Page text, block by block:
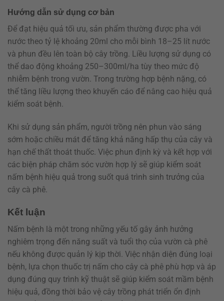
Hướng dẫn sử dụng cơ bản
Để đạt hiệu quả tối ưu, sản phẩm thường được pha với
nước theo tỷ lệ khoảng 20ml cho mỗi bình 18–25 lít nước
và phun đều lên toàn bộ cây trồng. Liều lượng sử dụng có
thể dao động khoảng 250–300ml/ha tùy theo mức độ
nhiễm bệnh trong vườn. Trong trường hợp bệnh nặng, có
thể tăng liều lượng theo khuyến cáo để nâng cao hiệu quả
kiểm soát bệnh.
Khi sử dụng sản phẩm, người trồng nên phun vào sáng
sớm hoặc chiều mát để tăng khả năng hấp thụ của cây và
hạn chế thất thoát thuốc. Việc phun định kỳ và kết hợp với
các biện pháp chăm sóc vườn hợp lý sẽ giúp kiểm soát
nấm bệnh hiệu quả trong suốt quá trình sinh trưởng của
cây cà phê.
Kết luận
Nấm bệnh là một trong những yếu tố gây ảnh hưởng
nghiêm trọng đến năng suất và tuổi thọ của vườn cà phê
nếu không được quản lý kịp thời. Việc nhận diện đúng loại
bệnh, lựa chọn thuốc trị nấm cho cây cà phê phù hợp và áp
dụng đúng quy trình kỹ thuật sẽ giúp kiểm soát mầm bệnh
hiệu quả, đồng thời bảo vệ cây trồng phát triển ổn định